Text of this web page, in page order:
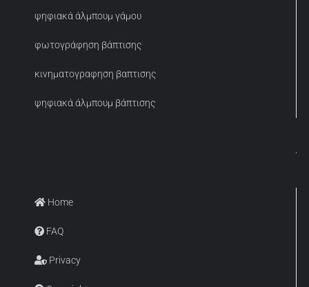
ψηφιακά άλμπουμ γάμου
φωτογράφηση βάπτισης
κινηματογραφηση βαπτισης
ψηφιακά άλμπουμ βάπτισης
Home
FAQ
Privacy